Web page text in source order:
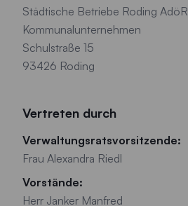
Städtische Betriebe Roding AdöR
Kommunalunternehmen
Schulstraße 15
93426 Roding
Vertreten durch
Verwaltungsratsvorsitzende:
Frau Alexandra Riedl
Vorstände:
Herr Janker Manfred